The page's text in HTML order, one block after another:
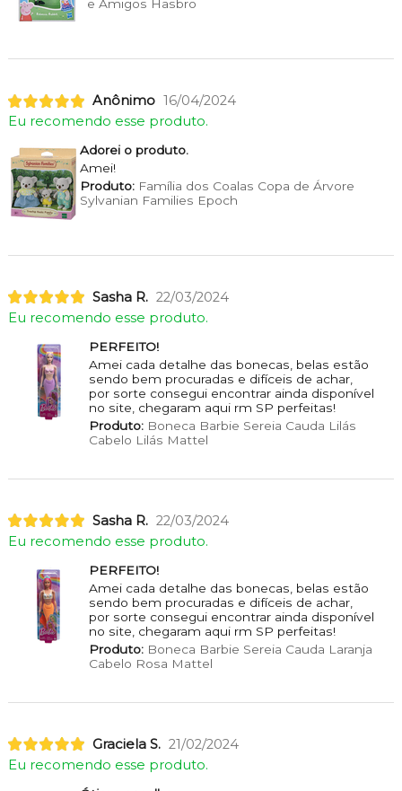
e Amigos Hasbro
Anônimo 16/04/2024
Eu recomendo esse produto.
Adorei o produto.
Amei!
Produto:Família dos Coalas Copa de Árvore
Sylvanian Families Epoch
Sasha R. 22/03/2024
Eu recomendo esse produto.
PERFEITO!
Amei cada detalhe das bonecas, belas estão
sendo bem procuradas e difíceis de achar,
por sorte consegui encontrar ainda disponível
no site, chegaram aqui rm SP perfeitas!
Produto:Boneca Barbie Sereia Cauda Lilás
Cabelo Lilás Mattel
Sasha R. 22/03/2024
Eu recomendo esse produto.
PERFEITO!
Amei cada detalhe das bonecas, belas estão
sendo bem procuradas e difíceis de achar,
por sorte consegui encontrar ainda disponível
no site, chegaram aqui rm SP perfeitas!
Produto:Boneca Barbie Sereia Cauda Laranja
Cabelo Rosa Mattel
Graciela S. 21/02/2024
Eu recomendo esse produto.